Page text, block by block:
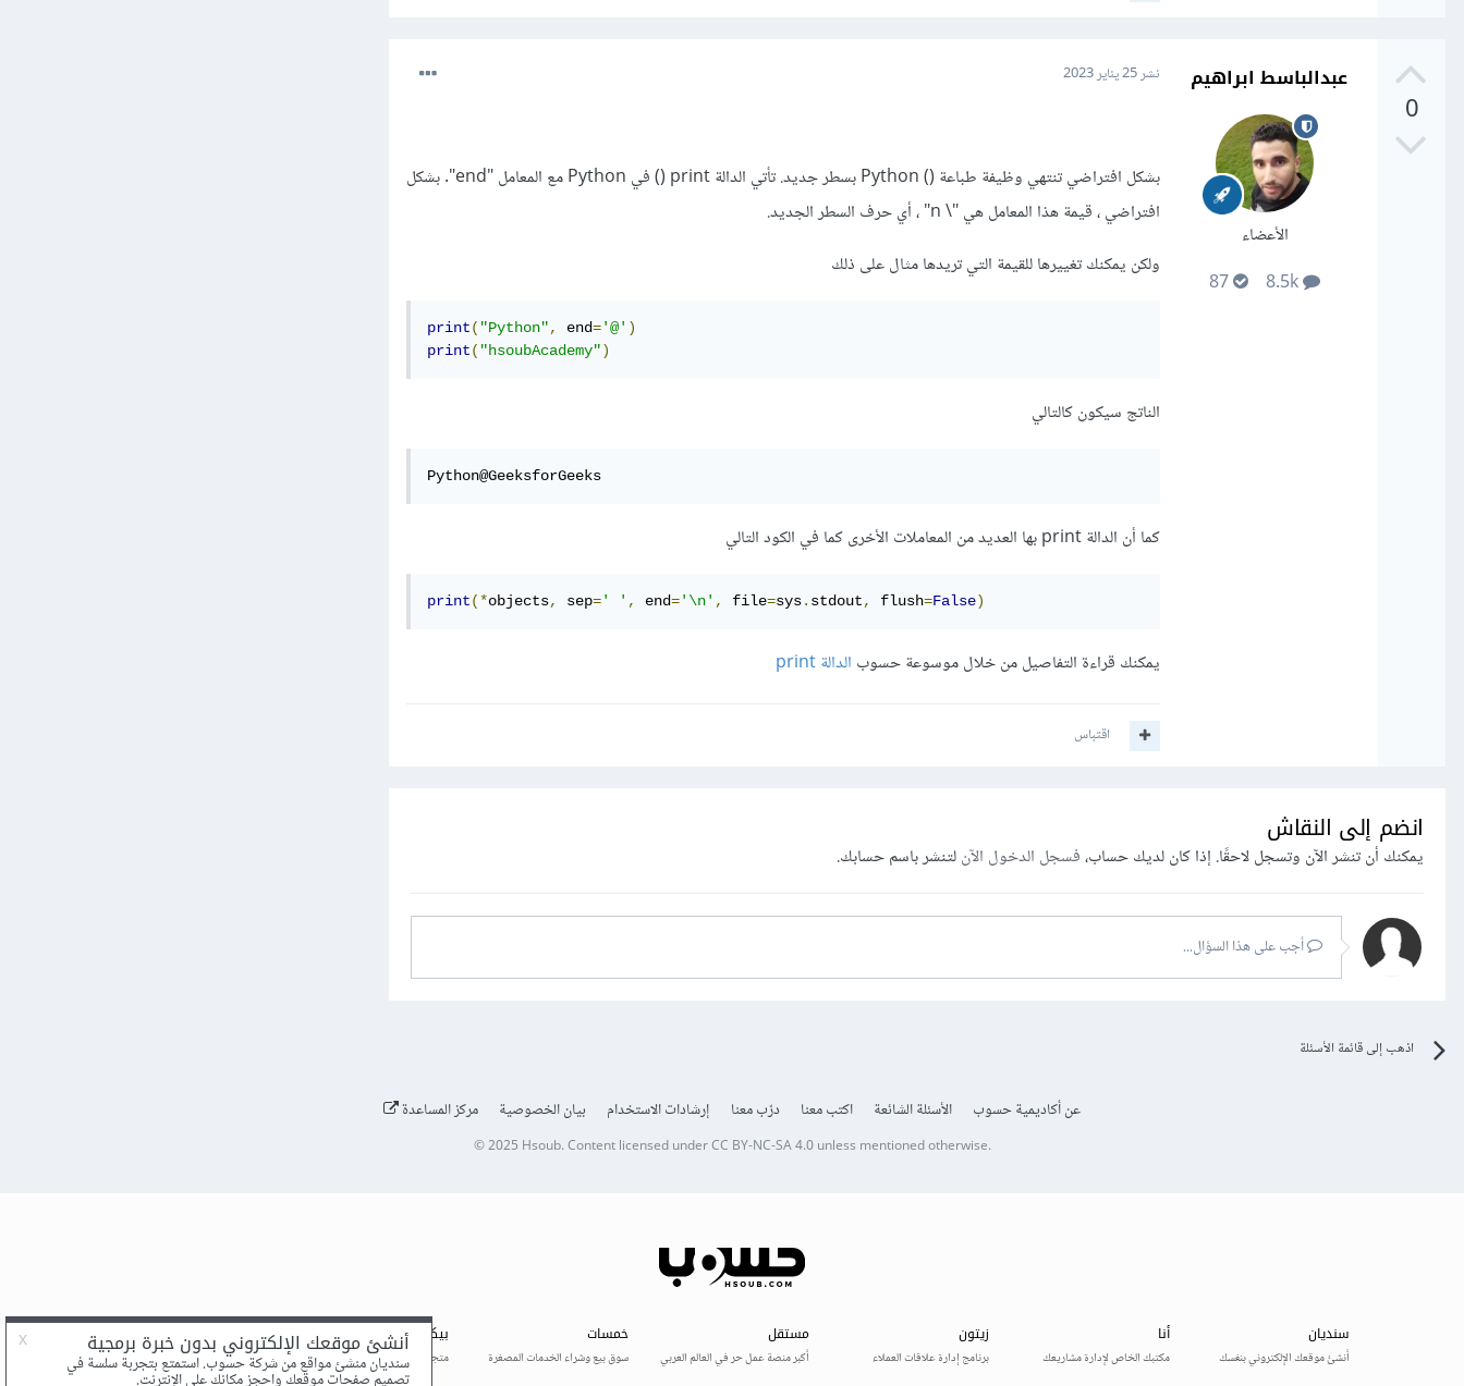
0
عبدالباسط ابراهيم
الأعضاء
نشر25 يناير 2023
بشكل افتراضي تنتهي وظيفة طباعة () Python بسطر جديد. تأتي الدالة print () في Python مع المعامل "end". بشكل
افتراضي ، قيمة هذا المعامل هي "\ n" ، أي حرف السطر الجديد.
ولكن يمكنك تغييرها للقيمة التي تريدها مثال على ذلك
print( "Python", end='@' )
print( "hsoubAcademy")
الناتج سيكون كالتالي
Python@GeeksforGeeks
كما أن الدالة print بها العديد من المعاملات الأخرى كما في الكود التالي
print(*objects, sep=' ' , end='\n' , file=sys. stdout, flush=False)
يمكنك قراءة التفاصيل من خلال موسوعة حسوب الدالة print
اقتباس
انضم إلى النقاش
يمكنك أن تنشر الآن وتسجل لاحقًا. إذا كان لديك حساب،فسجل الدخول الآنلتنشر باسم حسابك.
أجب على هذا السؤال...
اذهب إلى قائمة الأسئلة
عن أكاديمية حسوب الأسئلة الشائعة اكتب معنا درّب معنا إرشادات الاستخدام بيان الخصوصية مركز المساعدة
© 2025 Hsoub.Content licensed underCC BY-NC-SA 4.0unless mentioned otherwise.